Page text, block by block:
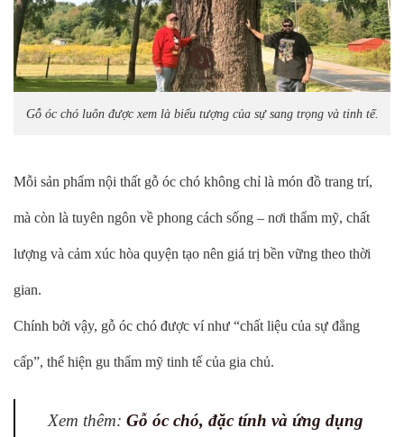
Gỗ óc chó luôn được xem là biểu tượng của sự sang trọng và tinh tế.
Mỗi sản phẩm nội thất gỗ óc chó không chỉ là món đồ trang trí,
mà còn là tuyên ngôn về phong cách sống – nơi thẩm mỹ, chất
lượng và cảm xúc hòa quyện tạo nên giá trị bền vững theo thời
gian.
Chính bởi vậy, gỗ óc chó được ví như “chất liệu của sự đẳng
cấp”, thể hiện gu thẩm mỹ tinh tế của gia chủ.
Xem thêm: Gỗ óc chó, đặc tính và ứng dụng